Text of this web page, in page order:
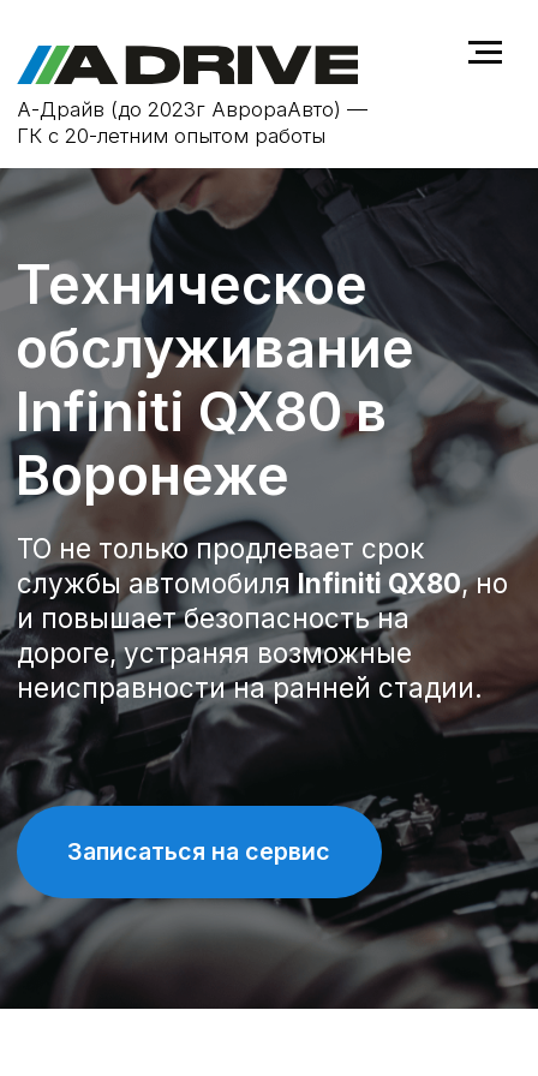
А-Драйв (до 2023г АврораАвто) —
Техническое
обслуживание
Infiniti QX80 в
Воронеже
ТО не только продлевает срок
службы автомобиля Infiniti QX80 , но
и повышает безопасность на
дороге, устраняя возможные
неисправности на ранней стадии.
Записаться на сервис
Спецпредложения на
техническое обслуживание
Infiniti QX80